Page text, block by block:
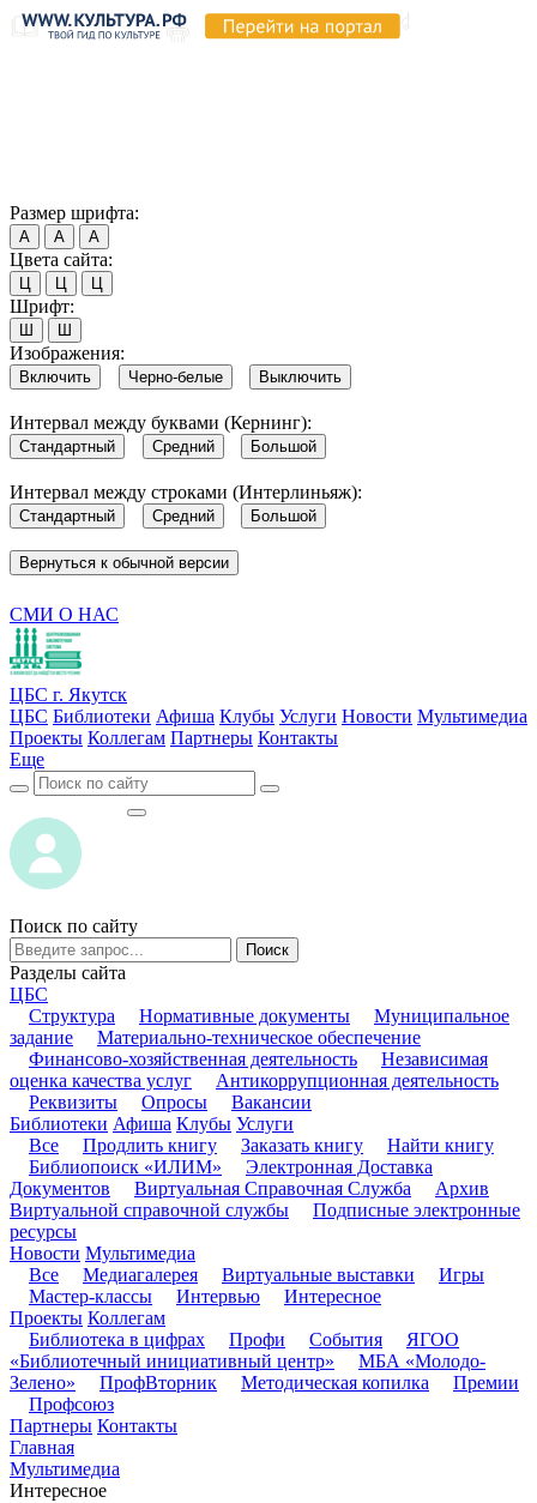
Размер шрифта:
А А А
Цвета сайта:
Ц Ц Ц
Шрифт:
Ш Ш
Изображения:
Включить Черно-белые Выключить
Интервал между буквами (Кернинг):
Стандартный Средний Большой
Интервал между строками (Интерлиньяж):
Стандартный Средний Большой
Вернуться к обычной версии
СМИ О НАС
ЦБС г. Якутск
ЦБС Библиотеки Афиша Клубы Услуги Новости Мультимедиа
Проекты Коллегам Партнеры Контакты
Еще
Поиск по сайту
Поиск
Разделы сайта
ЦБС
Структура
Нормативные документы
Муниципальное
задание
Материально-техническое обеспечение
Финансово-хозяйственная деятельность
Независимая
оценка качества услуг
Антикоррупционная деятельность
Реквизиты
Опросы
Вакансии
Библиотеки Афиша Клубы Услуги
Все
Продлить книгу Заказать книгу
Найти книгу
Библиопоиск «ИЛИМ»
Электронная Доставка
Документов
Виртуальная Справочная Служба
Архив
Виртуальной справочной службы
Подписные электронные
ресурсы
Новости Мультимедиа
Все
Медиагалерея Виртуальные выставки
Игры
Мастер-классы
Интервью
Интересное
Проекты Коллегам
Библиотека в цифрах
Профи События
ЯГОО
«Библиотечный инициативный центр»
МБА «Молодо-
Зелено»
ПрофВторник Методическая копилка
Премии
Профсоюз
Партнеры Контакты
Главная
Мультимедиа
Интересное